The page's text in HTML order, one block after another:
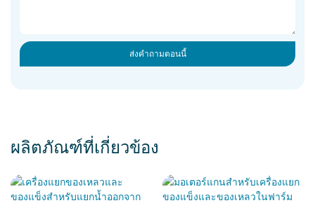
ส่งคำถามตอนนี้
ผลิตภัณฑ์ที่เกี่ยวข้อง